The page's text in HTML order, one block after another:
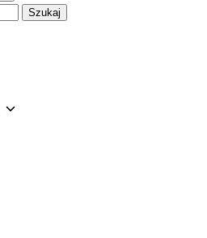
Szukaj